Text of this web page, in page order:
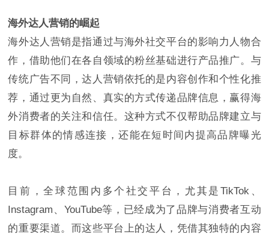
海外达人营销的崛起
海外达人营销是指通过与海外社交平台的影响力人物合
作，借助他们在各自领域的粉丝基础进行产品推广。与
传统广告不同，达人营销依托的是内容创作和个性化推
荐，通过更为自然、真实的方式传递品牌信息，赢得海
外消费者的关注和信任。这种方式不仅帮助品牌建立与
目标群体的情感连接，还能在短时间内提高品牌曝光
度。
目前，全球范围内多个社交平台，尤其是TikTok、
Instagram、YouTube等，已经成为了品牌与消费者互动
的重要渠道。而这些平台上的达人，凭借其独特的内容